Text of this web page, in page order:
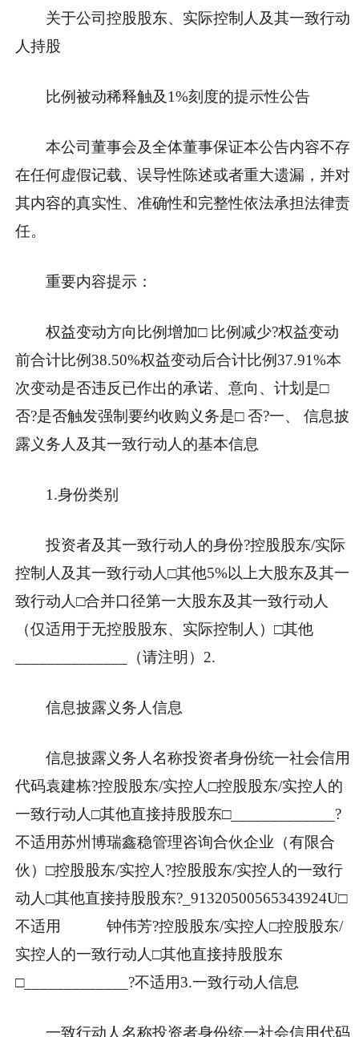
关于公司控股股东、实际控制人及其一致行动
人持股
比例被动稀释触及1%刻度的提示性公告
本公司董事会及全体董事保证本公告内容不存
在任何虚假记载、误导性陈述或者重大遗漏，并对
其内容的真实性、准确性和完整性依法承担法律责
任。
重要内容提示：
权益变动方向比例增加□ 比例减少?权益变动
前合计比例38.50%权益变动后合计比例37.91%本
次变动是否违反已作出的承诺、意向、计划是□
否?是否触发强制要约收购义务是□ 否?一、 信息披
露义务人及其一致行动人的基本信息
1.身份类别
投资者及其一致行动人的身份?控股股东/实际
控制人及其一致行动人□其他5%以上大股东及其一
致行动人□合并口径第一大股东及其一致行动人
（仅适用于无控股股东、实际控制人）□其他
______________（请注明）2.
信息披露义务人信息
信息披露义务人名称投资者身份统一社会信用
代码袁建栋?控股股东/实控人□控股股东/实控人的
一致行动人□其他直接持股股东□_____________?
不适用苏州博瑞鑫稳管理咨询合伙企业（有限合
伙）□控股股东/实控人?控股股东/实控人的一致行
动人□其他直接持股股东?_91320500565343924U□
不适用 钟伟芳?控股股东/实控人□控股股东/
实控人的一致行动人□其他直接持股股东
□_____________?不适用3.一致行动人信息
一致行动人名称投资者身份统一社会信用代码